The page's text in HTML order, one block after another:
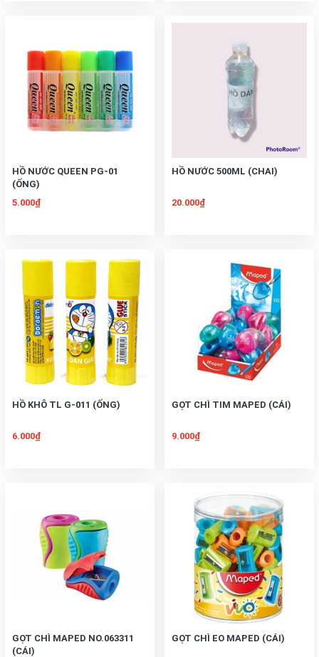
HỒ NƯỚC QUEEN PG-01
(ỐNG)
5.000₫
HỒ NƯỚC 500ML (CHAI)
20.000₫
HỒ KHÔ TL G-011 (ỐNG)
6.000₫
GỌT CHÌ TIM MAPED (CÁI)
9.000₫
GỌT CHÌ MAPED NO.063311
(CÁI)
GỌT CHÌ EO MAPED (CÁI)